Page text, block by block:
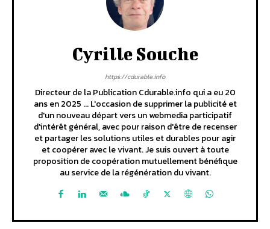
Cyrille Souche
https://cdurable.info
Directeur de la Publication Cdurable.info qui a eu 20
ans en 2025 ... L'occasion de supprimer la publicité et
d'un nouveau départ vers un webmedia participatif
d'intérêt général, avec pour raison d'être de recenser
et partager les solutions utiles et durables pour agir
et coopérer avec le vivant. Je suis ouvert à toute
proposition de coopération mutuellement bénéfique
au service de la régénération du vivant.